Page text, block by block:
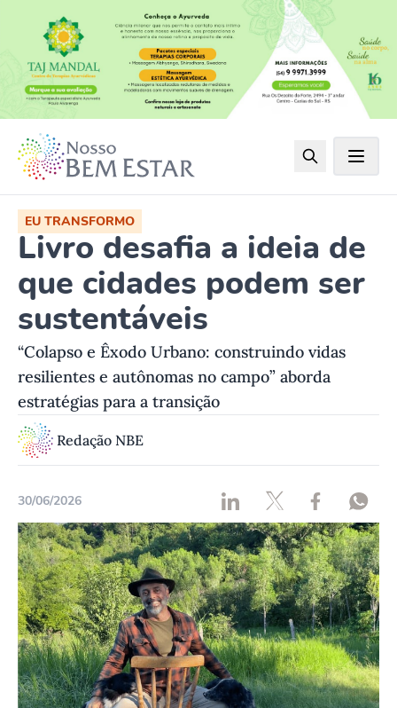
EU TRANSFORMO
Livro desafia a ideia de
que cidades podem ser
sustentáveis
“Colapso e Êxodo Urbano: construindo vidas
resilientes e autônomas no campo” aborda
estratégias para a transição
Redação NBE
30/06/2026